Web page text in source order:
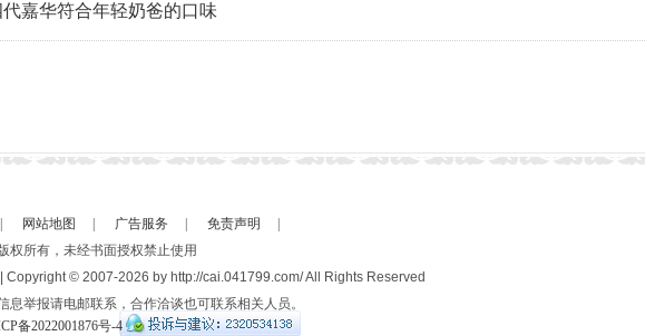
嘉华符合年轻奶爸的口味
网站地图 广告服务 免责声明
权所有，未经书面授权禁止使用
© 2007-2026 by http://cai.041799.com/ All Rights Reserved
息举报请电邮联系，合作洽谈也可联系相关人员。
备2022001876号-4